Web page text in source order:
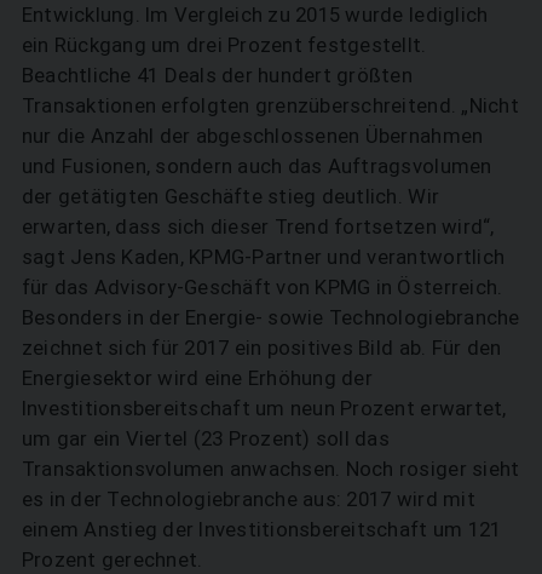
Entwicklung. Im Vergleich zu 2015 wurde lediglich
ein Rückgang um drei Prozent festgestellt.
Beachtliche 41 Deals der hundert größten
Transaktionen erfolgten grenzüberschreitend. „Nicht
nur die Anzahl der abgeschlossenen Übernahmen
und Fusionen, sondern auch das Auftragsvolumen
der getätigten Geschäfte stieg deutlich. Wir
erwarten, dass sich dieser Trend fortsetzen wird“,
sagt Jens Kaden, KPMG-Partner und verantwortlich
für das Advisory-Geschäft von KPMG in Österreich.
Besonders in der Energie- sowie Technologiebranche
zeichnet sich für 2017 ein positives Bild ab. Für den
Energiesektor wird eine Erhöhung der
Investitionsbereitschaft um neun Prozent erwartet,
um gar ein Viertel (23 Prozent) soll das
Transaktionsvolumen anwachsen. Noch rosiger sieht
es in der Technologiebranche aus: 2017 wird mit
einem Anstieg der Investitionsbereitschaft um 121
Prozent gerechnet.